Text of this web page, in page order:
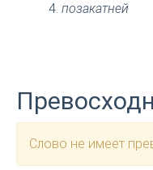
позакатней
Слово не имеет